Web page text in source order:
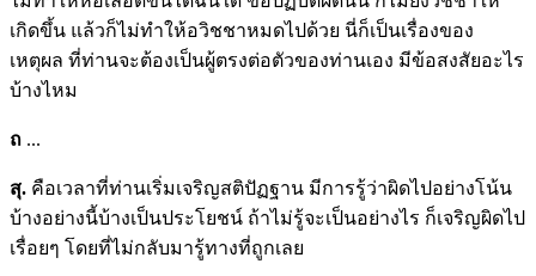
เกิดขึ้น แล้วก็ไม่ทำให้อวิชชาหมดไปด้วย นี่ก็เป็นเรื่องของ
เหตุผล ที่ท่านจะต้องเป็นผู้ตรงต่อตัวของท่านเอง มีข้อสงสัยอะไร
บ้างไหม
ถ ...
สุ. คือเวลาที่ท่านเริ่มเจริญสติปัฏฐาน มีการรู้ว่าผิดไปอย่างโน้น
บ้างอย่างนี้บ้างเป็นประโยชน์ ถ้าไม่รู้จะเป็นอย่างไร ก็เจริญผิดไป
เรื่อยๆ โดยที่ไม่กลับมารู้ทางที่ถูกเลย